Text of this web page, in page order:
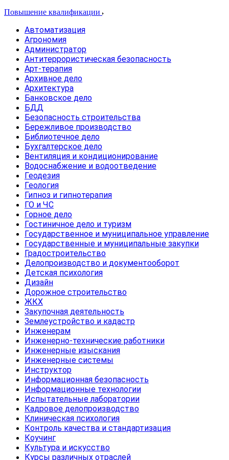
Повышение квалификации
Автоматизация
Агрономия
Администратор
Антитеррористическая безопасность
Арт-терапия
Архивное дело
Архитектура
Банковское дело
БДД
Безопасность строительства
Бережливое производство
Библиотечное дело
Бухгалтерское дело
Вентиляция и кондиционирование
Водоснабжение и водоотведение
Геодезия
Геология
Гипноз и гипнотерапия
ГО и ЧС
Горное дело
Гостиничное дело и туризм
Государственное и муниципальное управление
Государственные и муниципальные закупки
Градостроительство
Делопроизводство и документооборот
Детская психология
Дизайн
Дорожное строительство
ЖКХ
Закупочная деятельность
Землеустройство и кадастр
Инженерам
Инженерно-технические работники
Инженерные изыскания
Инженерные системы
Инструктор
Информационная безопасность
Информационные технологии
Испытательные лаборатории
Кадровое делопроизводство
Клиническая психология
Контроль качества и стандартизация
Коучинг
Культура и искусство
Курсы различных отраслей